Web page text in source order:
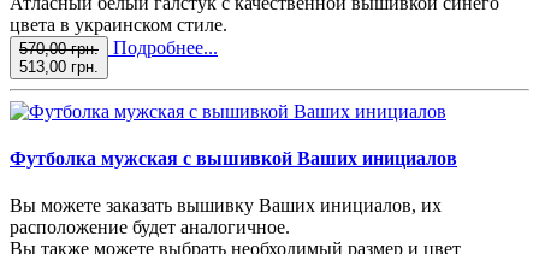
цвета в украинском стиле.
570,00 грн.
513,00 грн.
Подробнее...
Футболка мужская с вышивкой Ваших инициалов
Вы можете заказать вышивку Ваших инициалов, их
расположение будет аналогичное.
Вы также можете выбрать необходимый размер и цвет